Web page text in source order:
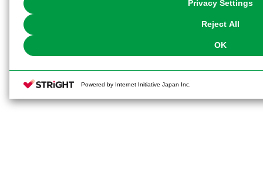
Privacy Settings
Reject All
OK
Powered by Internet Initiative Japan Inc.